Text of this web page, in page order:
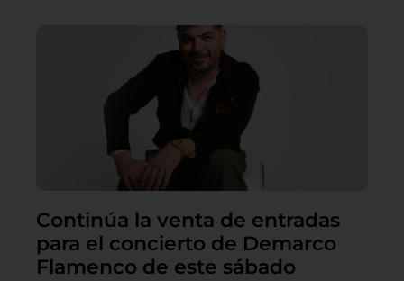
Continúa la venta de entradas
para el concierto de Demarco
Flamenco de este sábado